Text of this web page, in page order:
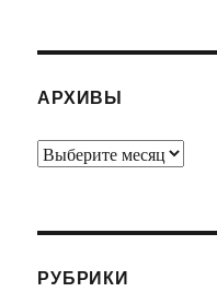
АРХИВЫ
Архивы
РУБРИКИ